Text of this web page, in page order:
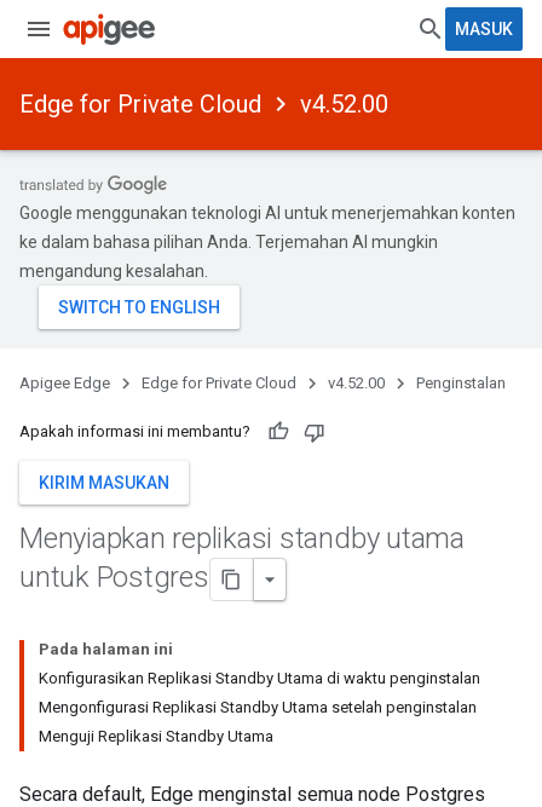
MASUK
Edge for Private Cloud v4.52.00
Google menggunakan teknologi AI untuk menerjemahkan konten
ke dalam bahasa pilihan Anda. Terjemahan AI mungkin
mengandung kesalahan.
Apigee Edge Edge for Private Cloud v4.52.00 Penginstalan
Apakah informasi ini membantu?
KIRIM MASUKAN
Menyiapkan replikasi standby utama
untuk Postgres
Pada halaman ini
Konfigurasikan Replikasi Standby Utama di waktu penginstalan
Mengonfigurasi Replikasi Standby Utama setelah penginstalan
Menguji Replikasi Standby Utama
Secara default, Edge menginstal semua node Postgres